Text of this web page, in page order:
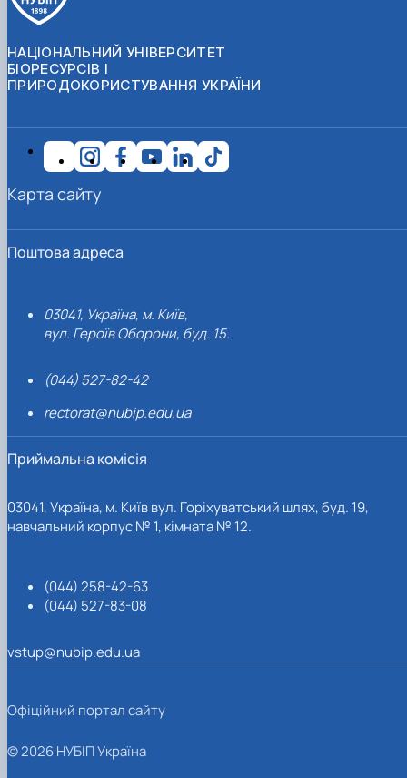
НАЦІОНАЛЬНИЙ УНІВЕРСИТЕТ
БІОРЕСУРСІВ І
ПРИРОДОКОРИСТУВАННЯ УКРАЇНИ
Поштова адреса
03041, Україна, м. Київ,
вул. Героїв Оборони, буд. 15.
(044) 527-82-42
rectorat@nubip.edu.ua
Приймальна комісія
03041, Україна, м. Київ вул. Горіхуватський шлях, буд. 19,
навчальний корпус № 1, кімната № 12.
(044) 258-42-63
(044) 527-83-08
vstup@nubip.edu.ua
Карта сайту
Офіційний портал сайту
© 2026 НУБІП Україна